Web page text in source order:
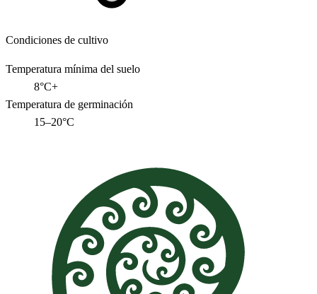
Condiciones de cultivo
Temperatura mínima del suelo
8°C+
Temperatura de germinación
15–20°C